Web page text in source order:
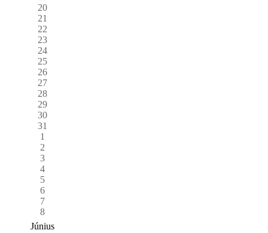
20
21
22
23
24
25
26
27
28
29
30
31
1
2
3
4
5
6
7
8
Június